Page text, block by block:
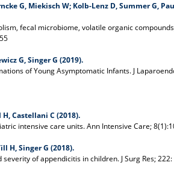
G, Miekisch W; Kolb-Lenz D, Summer G,
fecal microbiome, volatile organic
G, Singer G (2019).
of Young Asymptomatic Infants. J
Castellani C (2018).
intensive care units. Ann Intensive Care;
H, Singer G (2018).
of appendicitis in children. J Surg Res;